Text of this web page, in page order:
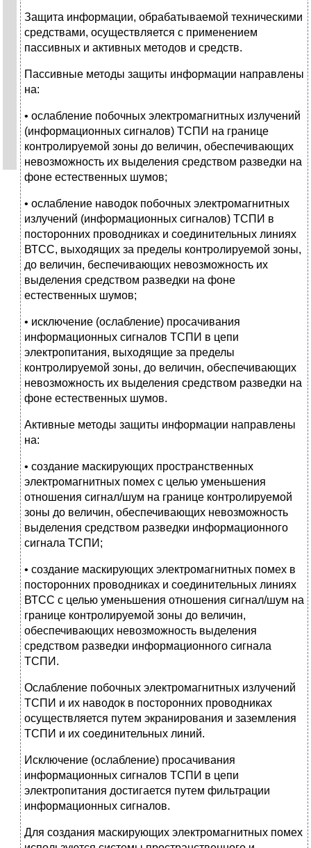
Защита информации, обрабатываемой техническими
средствами, осуществляется с применением
пассивных и активных методов и средств.
Пассивные методы защиты информации направлены
на:
• ослабление побочных электромагнитных излучений
(информационных сигналов) ТСПИ на границе
контролируемой зоны до величин, обеспечивающих
невозможность их выделения средством разведки на
фоне естественных шумов;
• ослабление наводок побочных электромагнитных
излучений (информационных сигналов) ТСПИ в
посторонних проводниках и соединительных линиях
ВТСС, выходящих за пределы контролируемой зоны,
до величин, беспечивающих невозможность их
выделения средством разведки на фоне
естественных шумов;
• исключение (ослабление) просачивания
информационных сигналов ТСПИ в цепи
электропитания, выходящие за пределы
контролируемой зоны, до величин, обеспечивающих
невозможность их выделения средством разведки на
фоне естественных шумов.
Активные методы защиты информации направлены
на:
• создание маскирующих пространственных
электромагнитных помех с целью уменьшения
отношения сигнал/шум на границе контролируемой
зоны до величин, обеспечивающих невозможность
выделения средством разведки информационного
сигнала ТСПИ;
• создание маскирующих электромагнитных помех в
посторонних проводниках и соединительных линиях
ВТСС с целью уменьшения отношения сигнал/шум на
границе контролируемой зоны до величин,
обеспечивающих невозможность выделения
средством разведки информационного сигнала
ТСПИ.
Ослабление побочных электромагнитных излучений
ТСПИ и их наводок в посторонних проводниках
осуществляется путем экранирования и заземления
ТСПИ и их соединительных линий.
Исключение (ослабление) просачивания
информационных сигналов ТСПИ в цепи
электропитания достигается путем фильтрации
информационных сигналов.
Для создания маскирующих электромагнитных помех